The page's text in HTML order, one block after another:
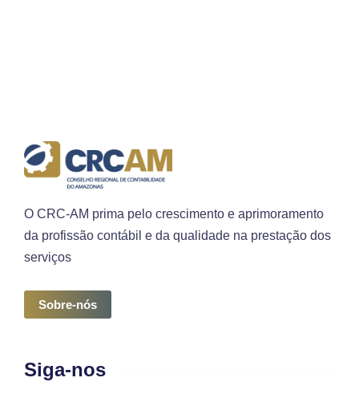
O CRC-AM prima pelo crescimento e aprimoramento
da profissão contábil e da qualidade na prestação dos
serviços
Sobre-nós
Siga-nos